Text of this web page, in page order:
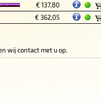
€ 137,80
€ 362,05
wij contact met u op.